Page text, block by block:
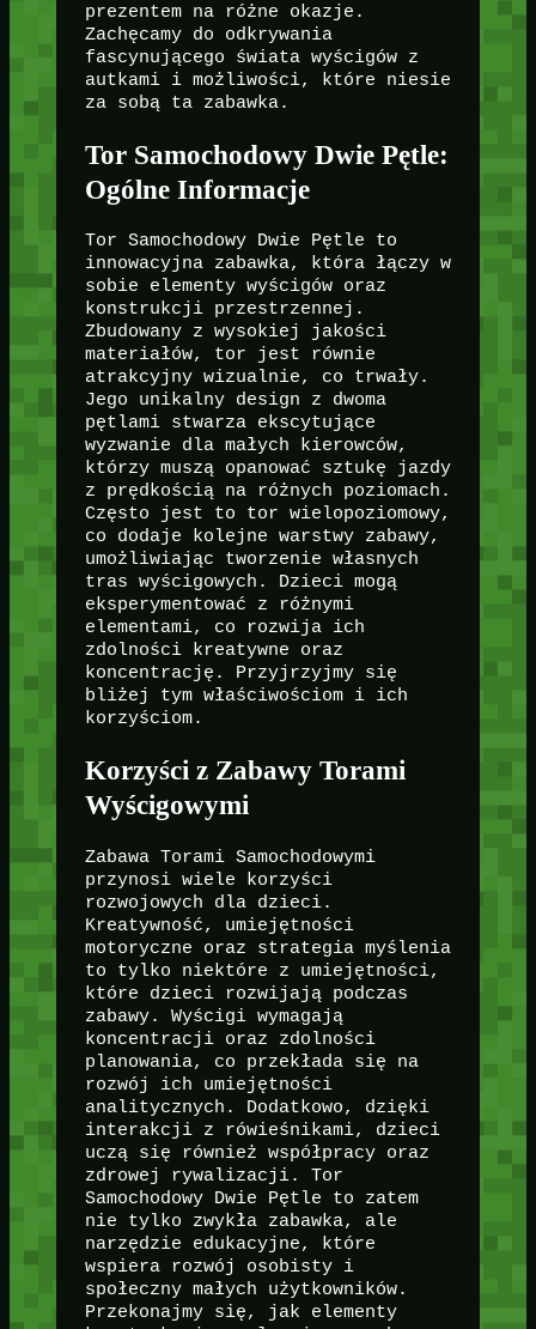
prezentem na różne okazje.
Zachęcamy do odkrywania
fascynującego świata wyścigów z
autkami i możliwości, które niesie
za sobą ta zabawka.
Tor Samochodowy Dwie Pętle:
Ogólne Informacje
Tor Samochodowy Dwie Pętle to
innowacyjna zabawka, która łączy w
sobie elementy wyścigów oraz
konstrukcji przestrzennej.
Zbudowany z wysokiej jakości
materiałów, tor jest równie
atrakcyjny wizualnie, co trwały.
Jego unikalny design z dwoma
pętlami stwarza ekscytujące
wyzwanie dla małych kierowców,
którzy muszą opanować sztukę jazdy
z prędkością na różnych poziomach.
Często jest to tor wielopoziomowy,
co dodaje kolejne warstwy zabawy,
umożliwiając tworzenie własnych
tras wyścigowych. Dzieci mogą
eksperymentować z różnymi
elementami, co rozwija ich
zdolności kreatywne oraz
koncentrację. Przyjrzyjmy się
bliżej tym właściwościom i ich
korzyściom.
Korzyści z Zabawy Torami
Wyścigowymi
Zabawa Torami Samochodowymi
przynosi wiele korzyści
rozwojowych dla dzieci.
Kreatywność, umiejętności
motoryczne oraz strategia myślenia
to tylko niektóre z umiejętności,
które dzieci rozwijają podczas
zabawy. Wyścigi wymagają
koncentracji oraz zdolności
planowania, co przekłada się na
rozwój ich umiejętności
analitycznych. Dodatkowo, dzięki
interakcji z rówieśnikami, dzieci
uczą się również współpracy oraz
zdrowej rywalizacji. Tor
Samochodowy Dwie Pętle to zatem
nie tylko zwykła zabawka, ale
narzędzie edukacyjne, które
wspiera rozwój osobisty i
społeczny małych użytkowników.
Przekonajmy się, jak elementy